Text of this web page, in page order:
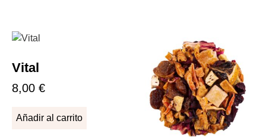
Vital
8,00 €
Añadir al carrito